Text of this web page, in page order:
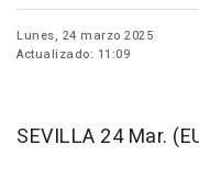
Lunes, 24 marzo 2025
Actualizado: 11:09
SEVILLA 24 Mar.